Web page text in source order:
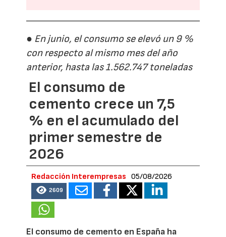
● En junio, el consumo se elevó un 9 %
con respecto al mismo mes del año
anterior, hasta las 1.562.747 toneladas
El consumo de
cemento crece un 7,5
% en el acumulado del
primer semestre de
2026
Redacción Interempresas 05/08/2026
2609
El consumo de cemento en España ha